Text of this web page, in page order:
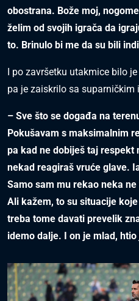
obostrana. Bože moj,
želim od svojih igrača da
to. Brinulo bi me da su bili
I po završetku utakmice bilo
pa je zaiskrilo sa suparničkim
– Sve što se događa na
Pokušavam s maksimalnim
pa kad ne dobiješ taj respekt
nekad reagiraš vruće glave.
Samo sam mu rekao neka
Ali kažem, to su situacije
treba tome davati prevelik
idemo dalje. I on je mlad,